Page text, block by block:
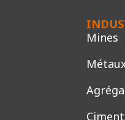
Mines
Ciment